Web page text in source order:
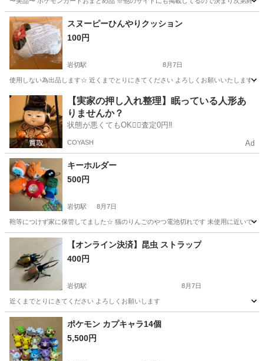
宮城 名取市 杜せきのした駅 カードゲーム
スヌーピーひんやりクッション
100円
岩切駅 8月7日
使用しない為出品します☆ 近くまでとりにきてください よろしくお願いいたします。
宮城 仙台市 岩切駅 おもちゃ スヌーピー
【実家の押し入れ整理】眠っている人形あ
りませんか？
状態が悪くてもOK🙆‍♀️査定0円‼️
COYASH Ad
キーホルダー
500円
岩切駅 8月7日
鞄等につけず家に保管してました☆ 猫のりんごのやつ電池切れです 未使用に近いです
宮城 仙台市 岩切駅 おもちゃ
【オンライン決済】昆虫 ストラップ
400円
岩切駅 8月7日
近くまでとりにきてください よろしくお願いします
宮城 仙台市 岩切駅 フィギュア
ポケモン カプキャラ14個
5,500円